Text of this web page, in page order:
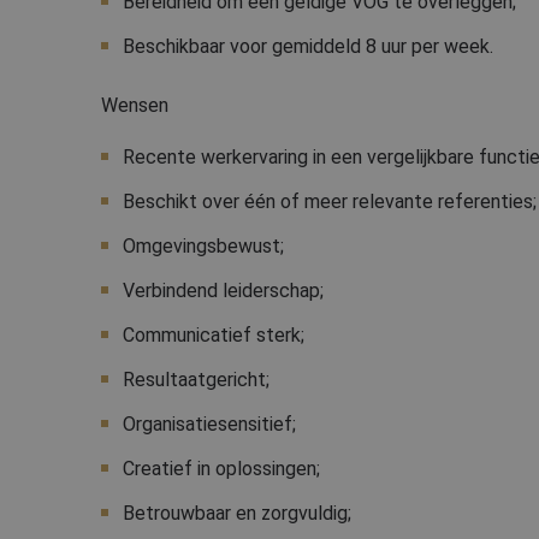
Beschikbaar voor gemiddeld 8 uur per week.
Wensen
Recente werkervaring in een vergelijkbare
Beschikt over één of meer relevante referenties;
Omgevingsbewust;
Verbindend leiderschap;
Communicatief sterk;
Resultaatgericht;
Organisatiesensitief;
Creatief in oplossingen;
Betrouwbaar en zorgvuldig;
Naam